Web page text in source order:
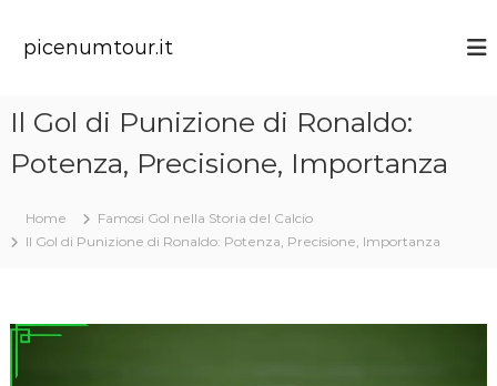
picenumtour.it
Il Gol di Punizione di Ronaldo:
Potenza, Precisione, Importanza
Home
Famosi Gol nella Storia del Calcio
Il Gol di Punizione di Ronaldo: Potenza, Precisione, Importanza